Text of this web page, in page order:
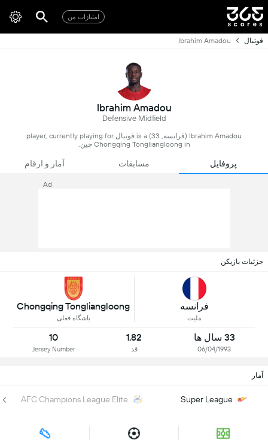
امتیازات من
فوتبال Ibrahim Amadou
Ibrahim Amadou
Defensive Midfield
Ibrahim Amadou (فرانسه, 33) is a فوتبال player, currently playing for
Chongqing Tongliangloong in چین.
پروفایل مسابقات آمار و ارقام
Ad
جزئیات بازیکن
فرانسه
ملیت
Chongqing Tongliangloong
باشگاه فعلی
33 سال ها
06/04/1993
1.82
قد
10
Jersey Number
آمار
Super League
AFC Champions League Elite